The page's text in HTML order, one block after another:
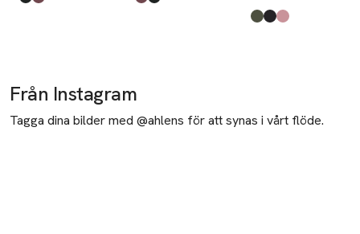
Produkten finns i färgerna:
Black
Burgundy
Produkten finns i färgerna:
Burgundy
Black
Produkten finns i
Forest Night
Black,
Ash Rose
Från Instagram
Tagga dina bilder med @ahlens för att synas i vårt flöde.